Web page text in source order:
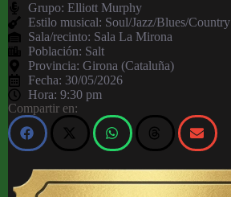
Grupo: Elliott Murphy
Estilo musical: Soul/Jazz/Blues/Country
Sala/recinto: Sala La Mirona
Población: Salt
Provincia: Girona (Cataluña)
Fecha: 30/05/2026
Hora: 9:30 pm
Compartir en: